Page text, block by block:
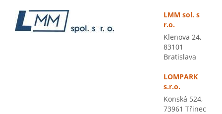
LMM sol. s
r.o.
Klenova 24,
83101
Bratislava
LOMPARK
s.r.o.
Konská 524,
73961 Třinec